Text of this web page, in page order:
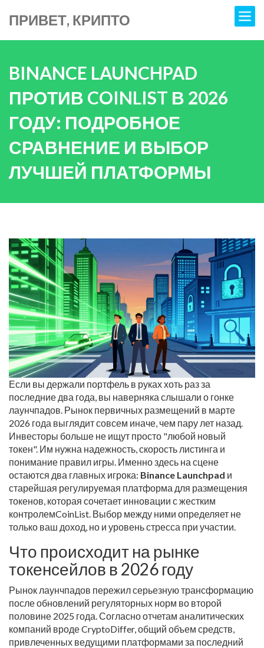
ПРИВЕТ, КРИПТО
BINANCE LAUNCHPAD
ПРОТИВ COINLIST В 2026
ГОДУ: ПОДРОБНОЕ
СРАВНЕНИЕ И ВЫБОР
ЛУЧШЕЙ ПЛАТФОРМЫ
Если вы держали портфель в руках хоть раз за
последние два года, вы наверняка слышали о гонке
лаунчпадов. Рынок первичных размещений в марте
2026 года выглядит совсем иначе, чем пару лет назад.
Инвесторы больше не ищут просто "любой новый
токен". Им нужна надежность, скорость листинга и
понимание правил игры. Именно здесь на сцене
остаются два главных игрока: Binance Launchpad и
старейшая регулируемая платформа для размещения
токенов, которая сочетает инновации с жестким
контролемCoinList Выбор между ними определяет не
только ваш доход, но и уровень стресса при участии.
Что происходит на рынке
токенсейлов в 2026 году
Рынок лаунчпадов пережил серьезную трансформацию
после обновлений регуляторных норм во второй
половине 2025 года. Согласно отчетам аналитических
компаний вроде CryptoDiffer, общий объем средств,
привлеченных ведущими платформами за последний